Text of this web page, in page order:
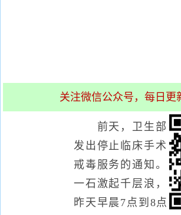
关注微信公众号，每日更
前天，卫生部
发出停止临床手术
戒毒服务的通知。
一石激起千层浪，
昨天早晨7点到8点